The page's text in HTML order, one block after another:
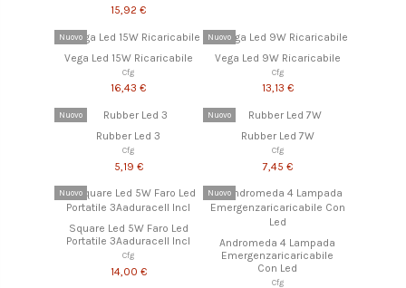
15,92 €
Nuovo
Vega Led 15W Ricaricabile
Cfg
16,43 €
Nuovo
Vega Led 9W Ricaricabile
Cfg
13,13 €
Nuovo
Rubber Led 3
Cfg
5,19 €
Nuovo
Rubber Led 7W
Cfg
7,45 €
Nuovo
Square Led 5W Faro Led
Portatile 3Aaduracell Incl
Cfg
14,00 €
Nuovo
Andromeda 4 Lampada
Emergenzaricaricabile
Con Led
Cfg